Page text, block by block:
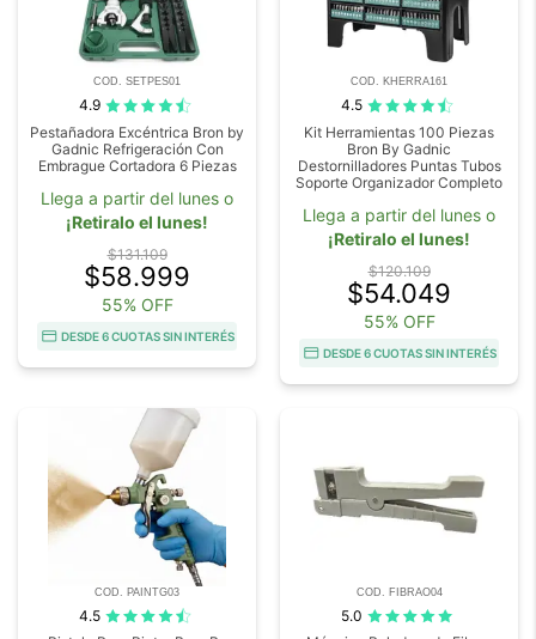
COD. SETPES01
4.9
Pestañadora Excéntrica Bron by
Gadnic Refrigeración Con
Embrague Cortadora 6 Piezas
Llega a partir del lunes o
¡Retiralo el lunes!
$131.109
$58.999
55% OFF
DESDE 6 CUOTAS SIN INTERÉS
COD. KHERRA161
4.5
Kit Herramientas 100 Piezas
Bron By Gadnic
Destornilladores Puntas Tubos
Soporte Organizador Completo
Llega a partir del lunes o
¡Retiralo el lunes!
$120.109
$54.049
55% OFF
DESDE 6 CUOTAS SIN INTERÉS
COD. PAINTG03
4.5
COD. FIBRAO04
5.0